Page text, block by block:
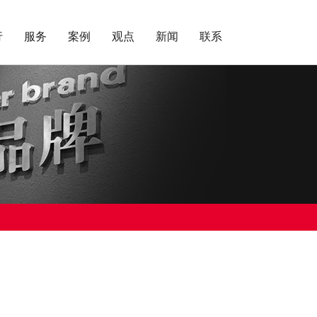
服务 案例 观点 新闻 联系